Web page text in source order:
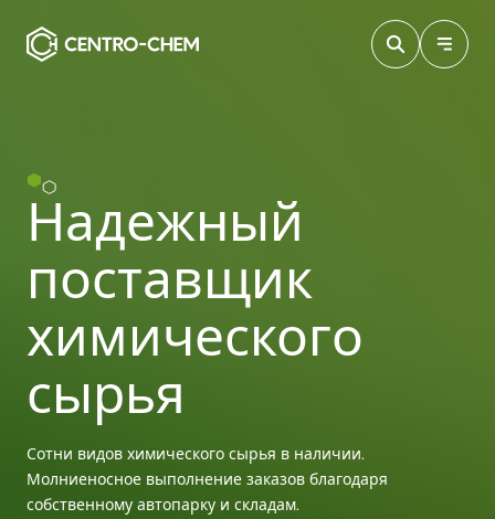
Надежный
поставщик
химического
сырья
Сотни видов химического сырья в наличии.
Молниеносное выполнение заказов благодаря
собственному автопарку и складам.